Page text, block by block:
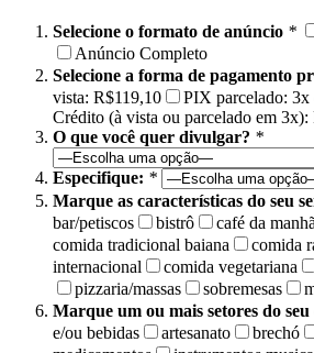
Selecione o formato de anúncio *
Anúncio Completo
Selecione a forma de pagamento
vista: R$119,10
PIX parcelado: 3x
Crédito (à vista ou parcelado em 3x):
O que você quer divulgar? *
Especifique: *
Marque as características do seu
bar/petiscos
bistrô café da manhã
comida tradicional baiana
comida
internacional
comida vegetariana
pizzaria/massas
sobremesas
Marque um ou mais setores do
e/ou bebidas
artesanato brechó